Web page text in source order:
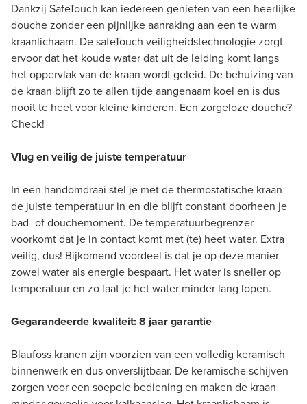
Dankzij SafeTouch kan iedereen genieten van een heerlijke
douche zonder een pijnlijke aanraking aan een te warm
kraanlichaam. De safeTouch veiligheidstechnologie zorgt
ervoor dat het koude water dat uit de leiding komt langs
het oppervlak van de kraan wordt geleid. De behuizing van
de kraan blijft zo te allen tijde aangenaam koel en is dus
nooit te heet voor kleine kinderen. Een zorgeloze douche?
Check!
Vlug en veilig de juiste temperatuur
In een handomdraai stel je met de thermostatische kraan
de juiste temperatuur in en die blijft constant doorheen je
bad- of douchemoment. De temperatuurbegrenzer
voorkomt dat je in contact komt met (te) heet water. Extra
veilig, dus! Bijkomend voordeel is dat je op deze manier
zowel water als energie bespaart. Het water is sneller op
temperatuur en zo laat je het water minder lang lopen.
Gegarandeerde kwaliteit: 8 jaar garantie
Blaufoss kranen zijn voorzien van een volledig keramisch
binnenwerk en dus onverslijtbaar. De keramische schijven
zorgen voor een soepele bediening en maken de kraan